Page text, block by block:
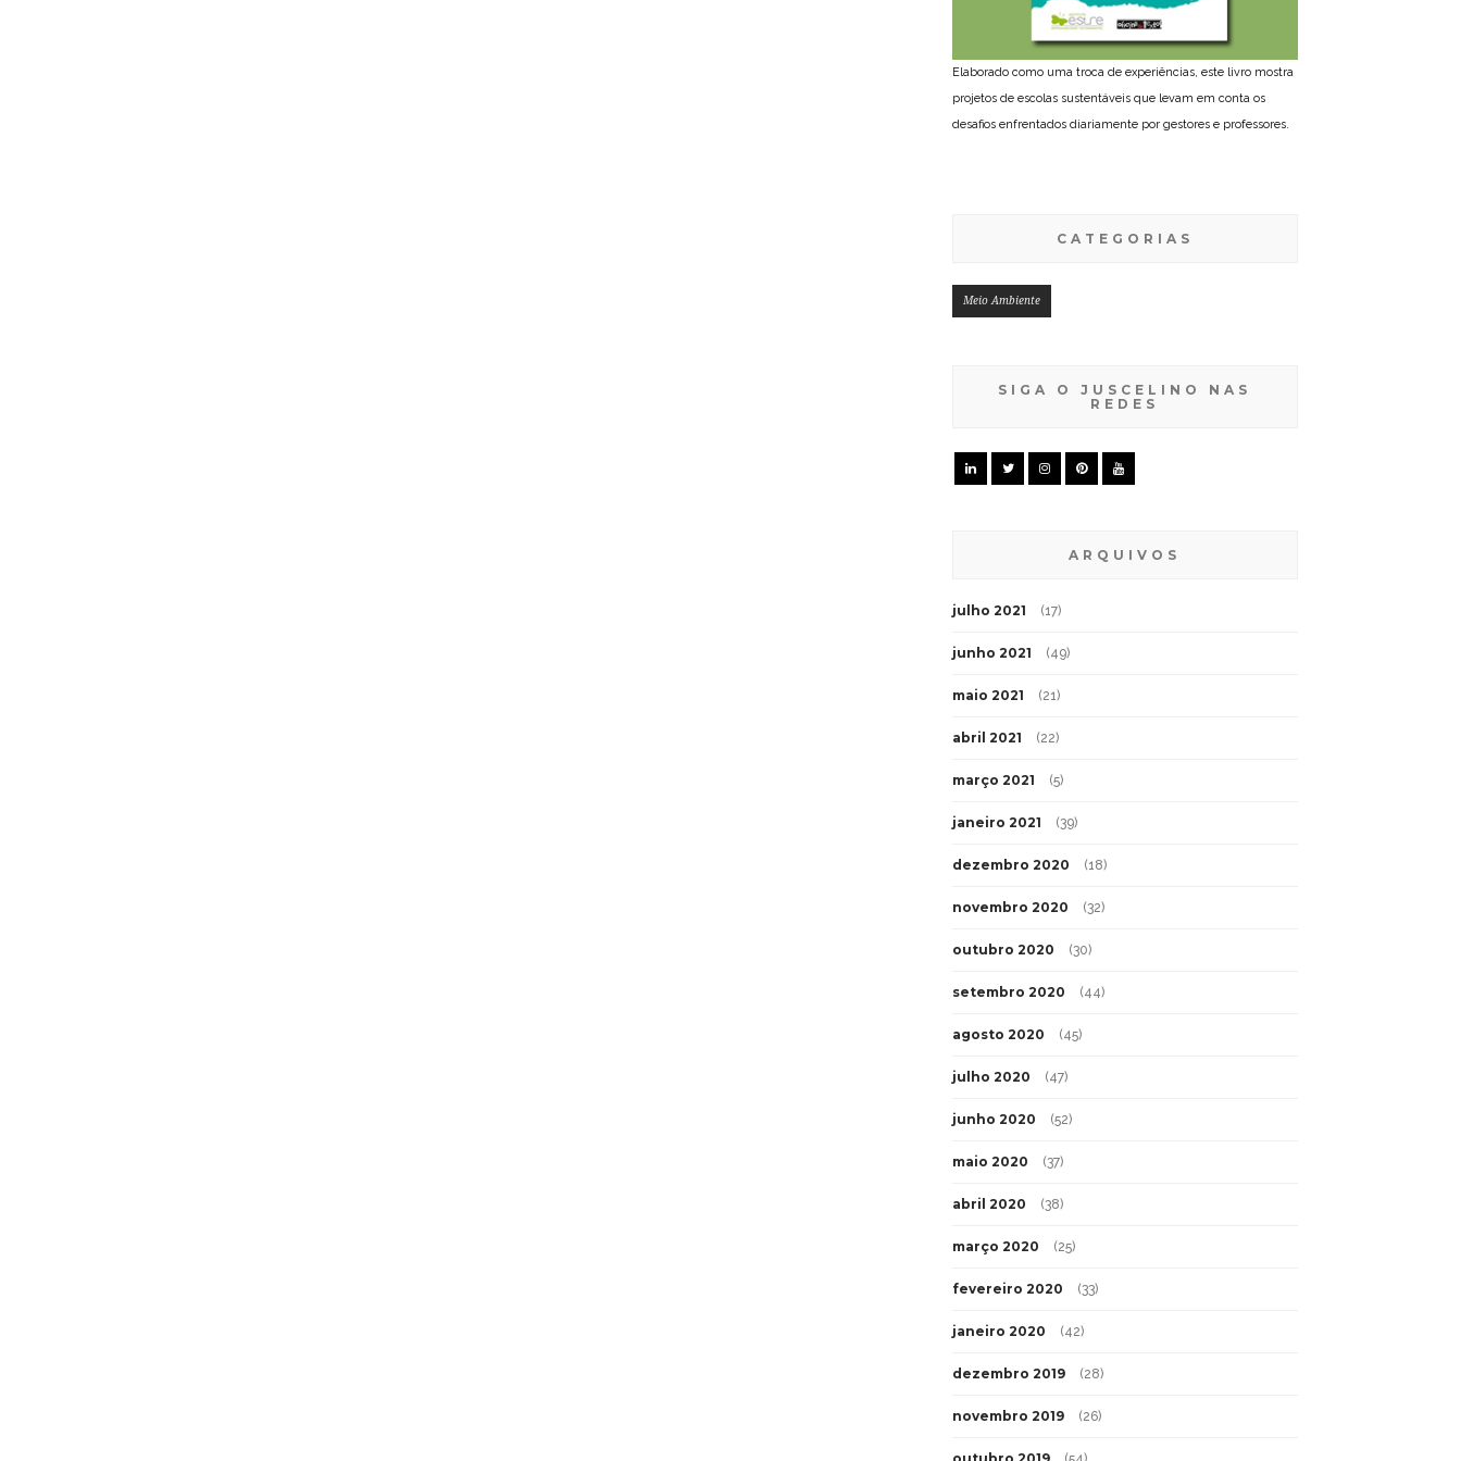
Elaborado como uma troca de experiências, este livro mostra
projetos de escolas sustentáveis que levam em conta os
desafios enfrentados diariamente por gestores e professores.
CATEGORIAS
Meio Ambiente
SIGA O JUSCELINO NAS
REDES
ARQUIVOS
julho 2021 (17)
junho 2021 (49)
maio 2021 (21)
abril 2021 (22)
março 2021 (5)
janeiro 2021 (39)
dezembro 2020 (18)
novembro 2020 (32)
outubro 2020 (30)
setembro 2020 (44)
agosto 2020 (45)
julho 2020 (47)
junho 2020 (52)
maio 2020 (37)
abril 2020 (38)
março 2020 (25)
fevereiro 2020 (33)
janeiro 2020 (42)
dezembro 2019 (28)
novembro 2019 (26)
outubro 2019